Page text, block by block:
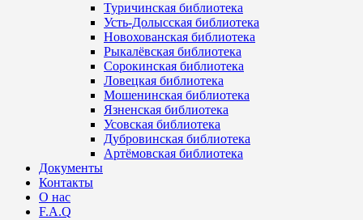
Туричинская библиотека
Усть-Долысская библиотека
Новохованская библиотека
Рыкалёвская библиотека
Сорокинская библиотека
Ловецкая библиотека
Мошенинская библиотека
Язненская библиотека
Усовская библиотека
Дубровинская библиотека
Артёмовская библиотека
Документы
Контакты
О нас
F.A.Q